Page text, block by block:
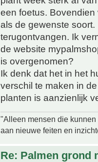
een foetus.
als de gewenste
terugontvangen. Ik
de website
is overgenomen?
Ik denk dat het in het
verschil te maken in
planten is aanzienlijk
"Alleen mensen die
aan nieuwe feiten en
Re: Palmen grond